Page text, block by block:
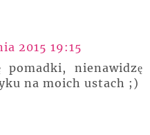
2015 19:15
pomadki, nienawidzę
na moich ustach ;)